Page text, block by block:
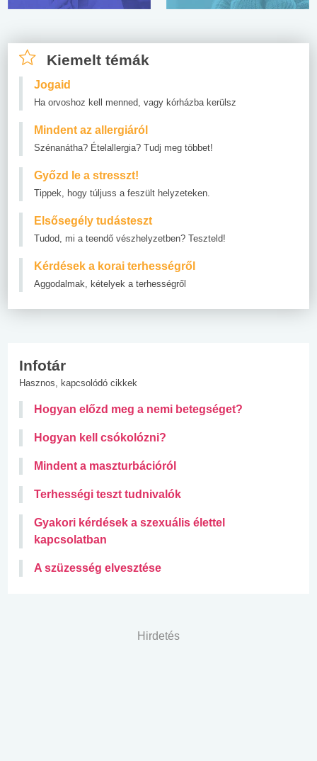
Kiemelt témák
Jogaid
Ha orvoshoz kell menned, vagy kórházba kerülsz
Mindent az allergiáról
Szénanátha? Ételallergia? Tudj meg többet!
Győzd le a stresszt!
Tippek, hogy túljuss a feszült helyzeteken.
Elsősegély tudásteszt
Tudod, mi a teendő vészhelyzetben? Teszteld!
Kérdések a korai terhességről
Aggodalmak, kételyek a terhességről
Infotár
Hasznos, kapcsolódó cikkek
Hogyan előzd meg a nemi betegséget?
Hogyan kell csókolózni?
Mindent a maszturbációról
Terhességi teszt tudnivalók
Gyakori kérdések a szexuális élettel
kapcsolatban
A szüzesség elvesztése
Hirdetés